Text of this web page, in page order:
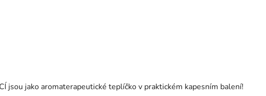
jsou jako aromaterapeutické teplíčko v praktickém kapesním balení!